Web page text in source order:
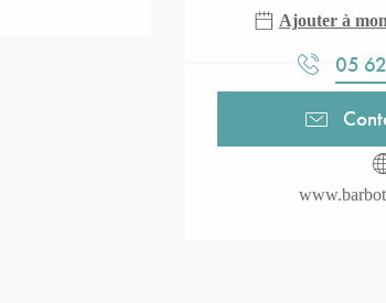
Ajouter à
05